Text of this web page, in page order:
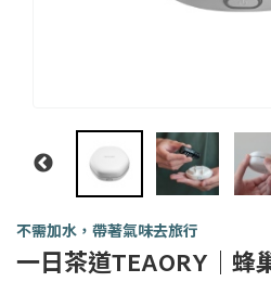
不需加水，帶著氣味去旅行
一日茶道TEAORY｜蜂